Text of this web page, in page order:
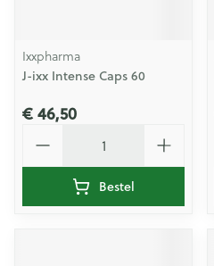
Ixxpharma
J-ixx Intense Caps 60
€ 46,50
Bestel